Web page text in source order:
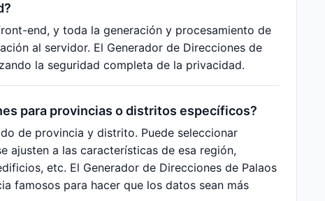
end, y toda la generación y procesamiento de
al servidor. El Generador de Direcciones de
la seguridad completa de la privacidad.
para provincias o distritos específicos?
de provincia y distrito. Puede seleccionar
ajusten a las características de esa región,
etc. El Generador de Direcciones de Palaos
famosos para hacer que los datos sean más